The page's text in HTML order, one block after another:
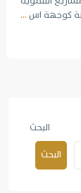
كوجهة اس...
البحث
البحث